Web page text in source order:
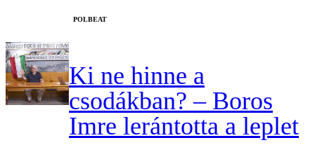
‎POLBEAT
Ki ne hinne a
csodákban? – Boros
Imre lerántotta a leplet